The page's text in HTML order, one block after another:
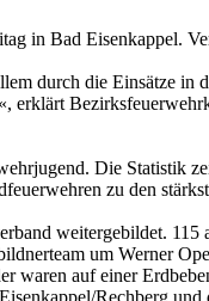
in Bad Eisenkappel.
durch die Einsätze in
erklärt
Die Statistik
zu den
weitergebildet.
um Werner
waren auf einer
Rechberg